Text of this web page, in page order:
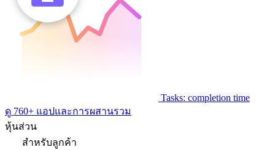
Tasks: completion time
ดู 760+ แอปและการผสานรวม
หุ้นส่วน
สำหรับลูกค้า